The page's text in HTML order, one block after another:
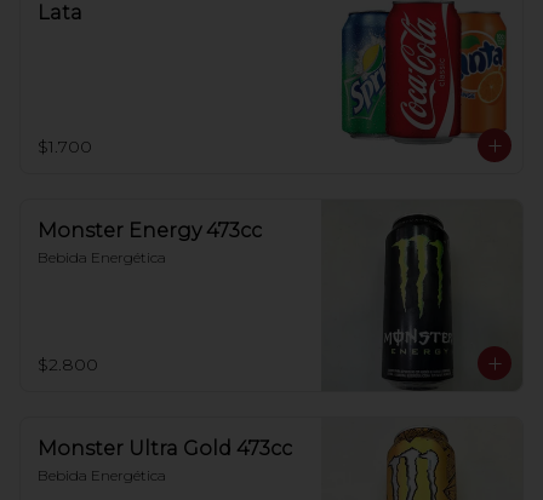
Lata
$1.700
Monster Energy 473cc
Bebida Energética
$2.800
Monster Ultra Gold 473cc
Bebida Energética